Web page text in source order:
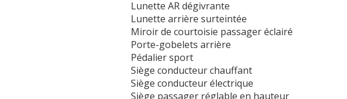
Lunette AR dégivrante
Lunette arrière surteintée
Miroir de courtoisie passager éclairé
Porte-gobelets arrière
Pédalier sport
Siège conducteur chauffant
Siège conducteur électrique
Siège passager réglable en hauteur